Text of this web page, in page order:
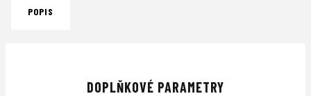
POPIS
DOPLŇKOVÉ PARAMETRY